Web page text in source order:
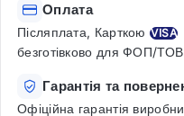
Оплата
Післяплата, Карткою VISA
безготівково для ФОП/
Гарантія та
Офіційна гарантія